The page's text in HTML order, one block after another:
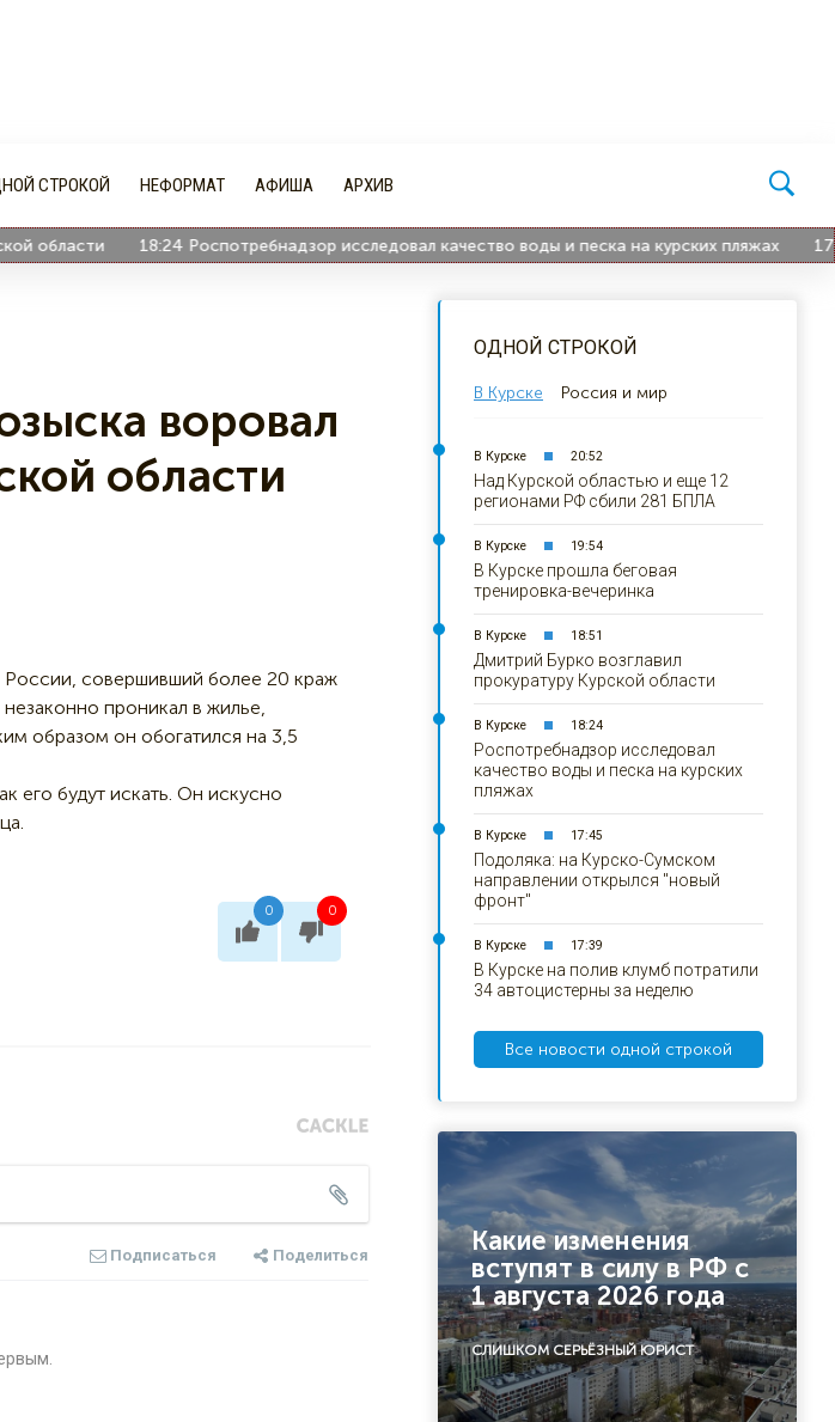
СТРОКОЙ НЕФОРМАТ АФИША АРХИВ
области 18:24 Роспотребнадзор исследовал качество воды и песка на курских пляжах 17:45
воровал
области
совершивший более 20 краж
проникал в жилье,
образом он обогатился на 3,5
его будут искать. Он искусно
0 0
Подписаться Поделиться
ОДНОЙ СТРОКОЙ
В Курске Россия и мир
В Курске 20:52
Над Курской областью и еще 12
регионами РФ сбили 281 БПЛА
В Курске 19:54
В Курске прошла беговая
тренировка-вечеринка
В Курске 18:51
Дмитрий Бурко возглавил
прокуратуру Курской области
В Курске 18:24
Роспотребнадзор исследовал
качество воды и песка на курских
пляжах
В Курске 17:45
Подоляка: на Курско-Сумском
направлении открылся "новый
фронт"
В Курске 17:39
В Курске на полив клумб потратили
34 автоцистерны за неделю
Все новости одной строкой
Какие изменения
вступят в силу в РФ с
1 августа 2026 года
СЛИШКОМ СЕРЬЁЗНЫЙ ЮРИСТ